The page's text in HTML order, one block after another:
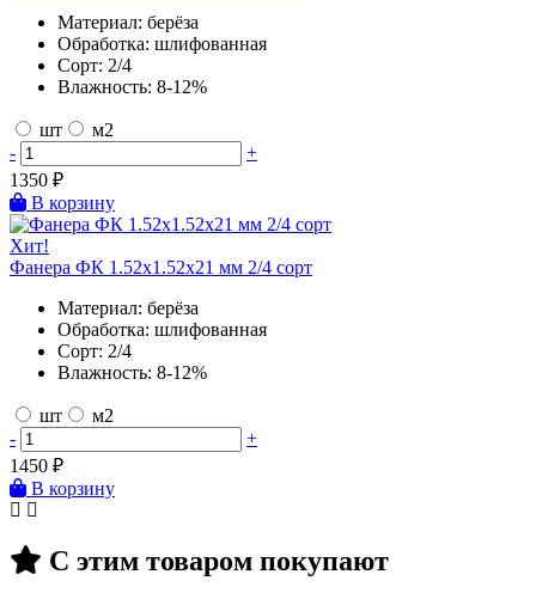
Материал: берёза
Обработка: шлифованная
Сорт: 2/4
Влажность: 8-12%
шт
м2
-
+
1350 ₽
В корзину
Хит!
Фанера ФК 1.52х1.52х21 мм 2/4 сорт
Материал: берёза
Обработка: шлифованная
Сорт: 2/4
Влажность: 8-12%
шт
м2
-
+
1450 ₽
В корзину
С этим товаром покупают